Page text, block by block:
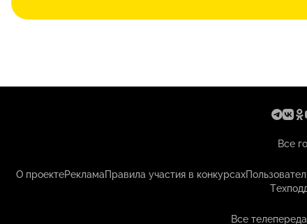
Все
О проектеРекламаПравила участия в конкурсах
Все